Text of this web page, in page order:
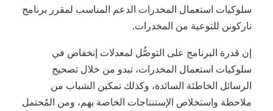
سلوكيات استعمال المخدرات الدعم المناسب لمقرر برنامج
ناركونن للتوعية من المخدرات.
إن قدرة البرنامج على التوصُّل لمعدلات إنخفاض في
سلوكيات استعمال المخدرات، تبدو من خلال تصحيح
الرسائل الخاطئة السائدة، وكذلك تمكين الشباب من
ملاحظة واستخلاص الإستنتاجات الخاصة بهم، ومن المُحتمل